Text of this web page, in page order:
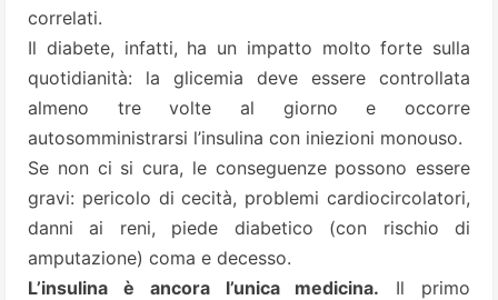
correlati.
Il diabete, infatti, ha un impatto molto forte sulla
quotidianità: la glicemia deve essere controllata
almeno tre volte al giorno e occorre
autosomministrarsi l’insulina con iniezioni monouso.
Se non ci si cura, le conseguenze possono essere
gravi: pericolo di cecità, problemi cardiocircolatori,
danni ai reni, piede diabetico (con rischio di
amputazione) coma e decesso.
L’insulina è ancora l’unica medicina. Il primo